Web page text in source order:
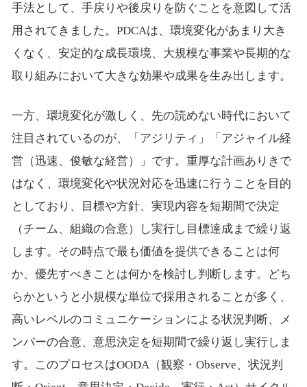
手法として、手戻りや後戻りを防ぐことを意図して活
用されてきました。PDCAは、環境変化があまり大き
くなく、安定的な成長環境、大規模な事業や長期的な
取り組みにおいて大きな効果や成果を生み出します。
一方、環境変化が激しく、先の読めない時代において
注目されているのが、「アジリティ」「アジャイル経
営（迅速、俊敏な経営）」です。重厚な計画ありきで
はなく、環境変化や状況対応を迅速に行うことを目的
としており、目標や方針、実現内容を短期間で決定
（チーム、組織の合意）し実行し目標達成まで繰り返
します。その時点で最も価値を提供できることは何
か、優先すべきことは何かを検討し判断します。どち
らかというと小規模な単位で採用されることが多く、
高いレベルのコミュニケーションによる状況判断、メ
ンバーの合意、意思決定を短期間で繰り返し実行しま
す。このプロセスはOODA（観察・Observe、状況判